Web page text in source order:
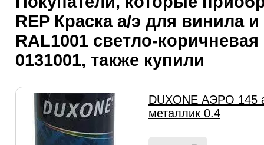
REP Краска а/э для винила
RAL1001 светло-коричневая
0131001, также купили
DUXONE АЭРО 145
металлик 0.4